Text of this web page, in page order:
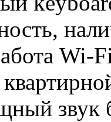
Wi-
звук